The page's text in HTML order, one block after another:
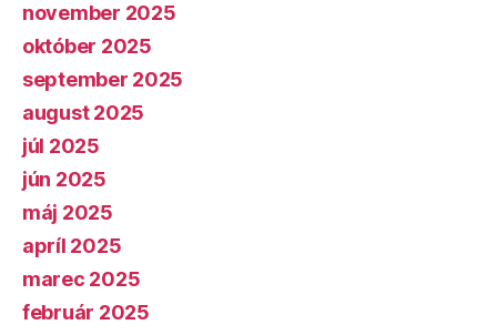
november 2025
október 2025
september 2025
august 2025
júl 2025
jún 2025
máj 2025
apríl 2025
marec 2025
február 2025